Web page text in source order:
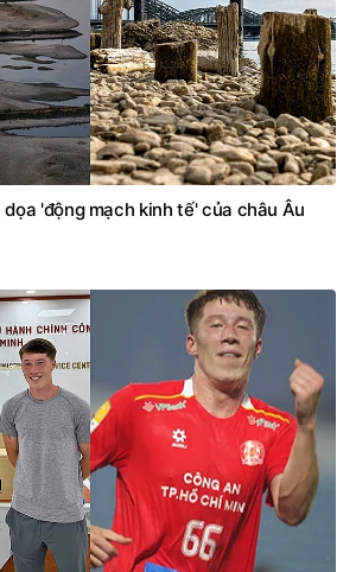
dọa 'động mạch kinh tế' của châu Âu